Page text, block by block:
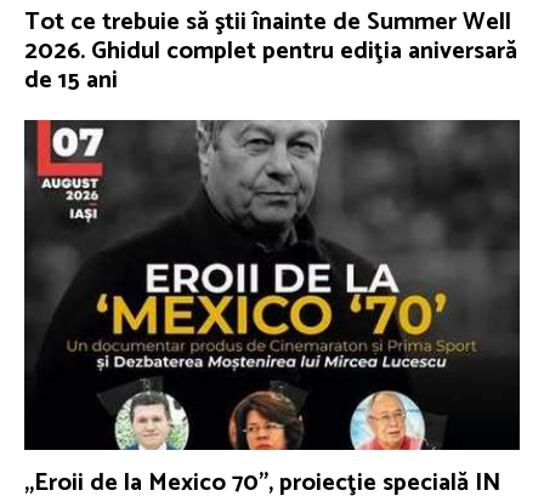
Tot ce trebuie să ştii înainte de Summer Well
2026. Ghidul complet pentru ediţia aniversară
de 15 ani
„Eroii de la Mexico 70”, proiecţie specială IN